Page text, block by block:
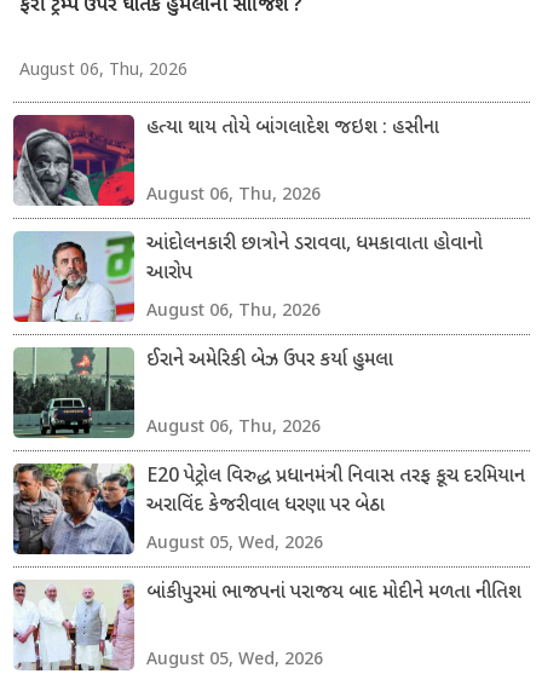
ફરી ટ્રમ્પ ઉપર ઘાતક હુમલાની સાજિશ ?
August 06, Thu, 2026
હત્યા થાય તોયે બાંગલાદેશ જઇશ : હસીના
August 06, Thu, 2026
આંદોલનકારી છાત્રોને ડરાવવા, ધમકાવાતા હોવાનો
આરોપ
August 06, Thu, 2026
ઈરાને અમેરિકી બેઝ ઉપર કર્યા હુમલા
August 06, Thu, 2026
E20 પેટ્રોલ વિરુદ્ધ પ્રધાનમંત્રી નિવાસ તરફ કૂચ દરમિયાન
અરાવિંદ કેજરીવાલ ધરણા પર બેઠા
August 05, Wed, 2026
બાંકીપુરમાં ભાજપનાં પરાજય બાદ મોદીને મળતા નીતિશ
August 05, Wed, 2026